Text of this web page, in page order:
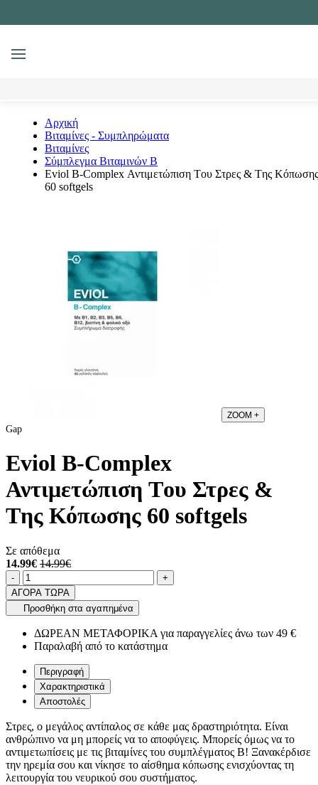
MENU
Αρχική
Βιταμίνες - Συμπληρώματα
Βιταμίνες
Σύμπλεγμα Βιταμινών Β
Eviol B-Complex Αντιμετώπιση Tου Στρες & Tης Κόπωσης
60 softgels
ZOOM +
Gap
Eviol B-Complex
Αντιμετώπιση Tου Στρες &
Tης Κόπωσης 60 softgels
Σε απόθεμα
14.99€ 14.99€
Ποσότητα
-product.increase.quantity +
ΑΓΟΡΑ ΤΩΡΑ
Προσθήκη στα αγαπημένα
ΔΩΡΕΑΝ ΜΕΤΑΦΟΡΙΚΑ για παραγγελίες άνω των 49 €
Παραλαβή από το κατάστημα
Περιγραφή
Χαρακτηριστικά
Αποστολές
Στρες, ο μεγάλος αντίπαλος σε κάθε μας δραστηριότητα. Είναι
ανθρώπινο να μη μπορείς να το αποφύγεις. Μπορείς όμως να το
αντιμετωπίσεις με τις βιταμίνες του συμπλέγματος B! Ξανακέρδισε
την ηρεμία σου και νίκησε το αίσθημα κόπωσης ενισχύοντας τη
λειτουργία του νευρικού σου συστήματος.